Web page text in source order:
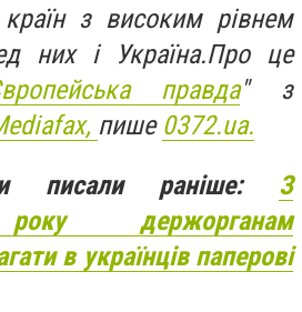
з високим рівнем
них і Україна.Про це
правда" з
пише 0372.ua.
писали раніше: З
держорганам
в українців паперові